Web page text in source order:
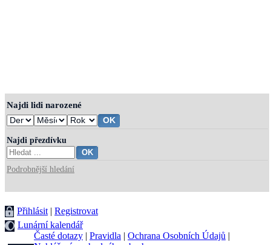
Najdi lidi narozené
Najdi přezdívku
Podrobnější hledání
Přihlásit | Registrovat
Lunární kalendář
Časté dotazy | Pravidla | Ochrana Osobních Údajů |